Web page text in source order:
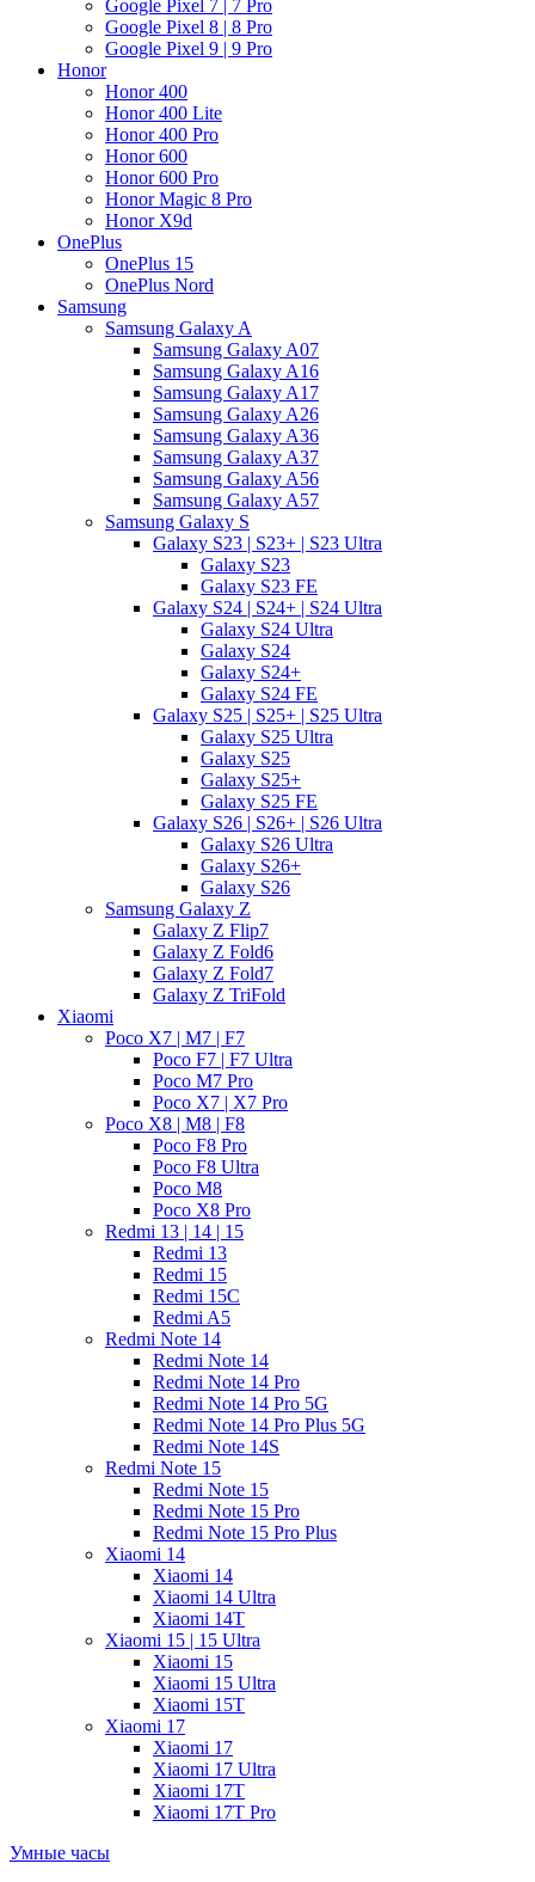
Google Pixel 7 | 7 Pro
Google Pixel 8 | 8 Pro
Google Pixel 9 | 9 Pro
Honor
Honor 400
Honor 400 Lite
Honor 400 Pro
Honor 600
Honor 600 Pro
Honor Magic 8 Pro
Honor X9d
OnePlus
OnePlus 15
OnePlus Nord
Samsung
Samsung Galaxy A
Samsung Galaxy A07
Samsung Galaxy A16
Samsung Galaxy A17
Samsung Galaxy A26
Samsung Galaxy A36
Samsung Galaxy A37
Samsung Galaxy A56
Samsung Galaxy A57
Samsung Galaxy S
Galaxy S23 | S23+ | S23 Ultra
Galaxy S23
Galaxy S23 FE
Galaxy S24 | S24+ | S24 Ultra
Galaxy S24 Ultra
Galaxy S24
Galaxy S24+
Galaxy S24 FE
Galaxy S25 | S25+ | S25 Ultra
Galaxy S25 Ultra
Galaxy S25
Galaxy S25+
Galaxy S25 FE
Galaxy S26 | S26+ | S26 Ultra
Galaxy S26 Ultra
Galaxy S26+
Galaxy S26
Samsung Galaxy Z
Galaxy Z Flip7
Galaxy Z Fold6
Galaxy Z Fold7
Galaxy Z TriFold
Xiaomi
Poco X7 | M7 | F7
Poco F7 | F7 Ultra
Poco M7 Pro
Poco X7 | X7 Pro
Poco X8 | M8 | F8
Poco F8 Pro
Poco F8 Ultra
Poco M8
Poco X8 Pro
Redmi 13 | 14 | 15
Redmi 13
Redmi 15
Redmi 15C
Redmi A5
Redmi Note 14
Redmi Note 14
Redmi Note 14 Pro
Redmi Note 14 Pro 5G
Redmi Note 14 Pro Plus 5G
Redmi Note 14S
Redmi Note 15
Redmi Note 15
Redmi Note 15 Pro
Redmi Note 15 Pro Plus
Xiaomi 14
Xiaomi 14
Xiaomi 14 Ultra
Xiaomi 14T
Xiaomi 15 | 15 Ultra
Xiaomi 15
Xiaomi 15 Ultra
Xiaomi 15T
Xiaomi 17
Xiaomi 17
Xiaomi 17 Ultra
Xiaomi 17T
Xiaomi 17T Pro
Умные часы